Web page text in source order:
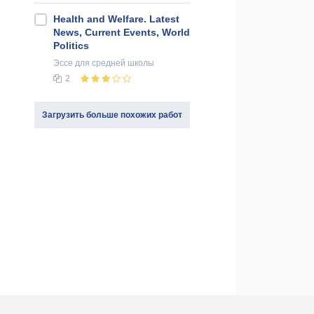
Health and Welfare. Latest
News, Current Events, World
Politics
Эссе для средней школы
2
Загрузить больше похожих работ